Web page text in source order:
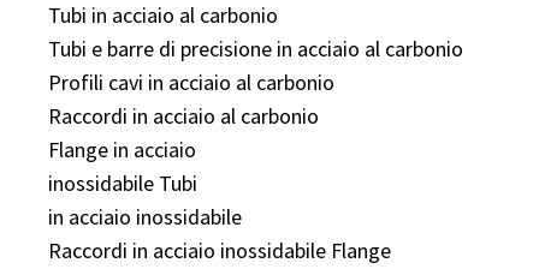
Tubi in acciaio al carbonio
Tubi e barre di precisione in acciaio al carbonio
Profili cavi in ​​acciaio al carbonio
Raccordi in acciaio al carbonio
Flange in acciaio
inossidabile Tubi
in acciaio inossidabile
Raccordi in acciaio inossidabile Flange